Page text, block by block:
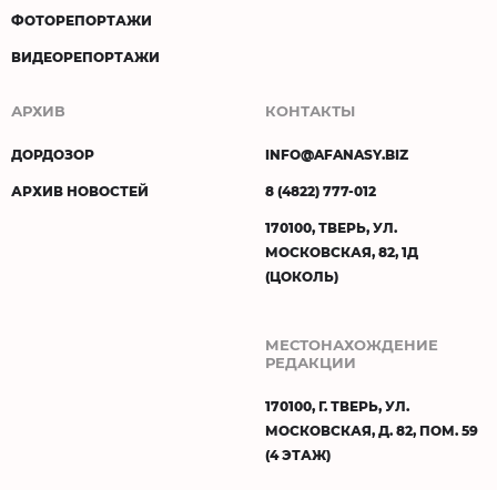
ФОТОРЕПОРТАЖИ
ВИДЕОРЕПОРТАЖИ
АРХИВ
ДОРДОЗОР
АРХИВ НОВОСТЕЙ
КОНТАКТЫ
INFO@AFANASY.BIZ
8 (4822) 777-012
170100, ТВЕРЬ, УЛ.
МОСКОВСКАЯ, 82, 1Д
(ЦОКОЛЬ)
МЕСТОНАХОЖДЕНИЕ
РЕДАКЦИИ
170100, Г. ТВЕРЬ, УЛ.
МОСКОВСКАЯ, Д. 82, ПОМ. 59
(4 ЭТАЖ)